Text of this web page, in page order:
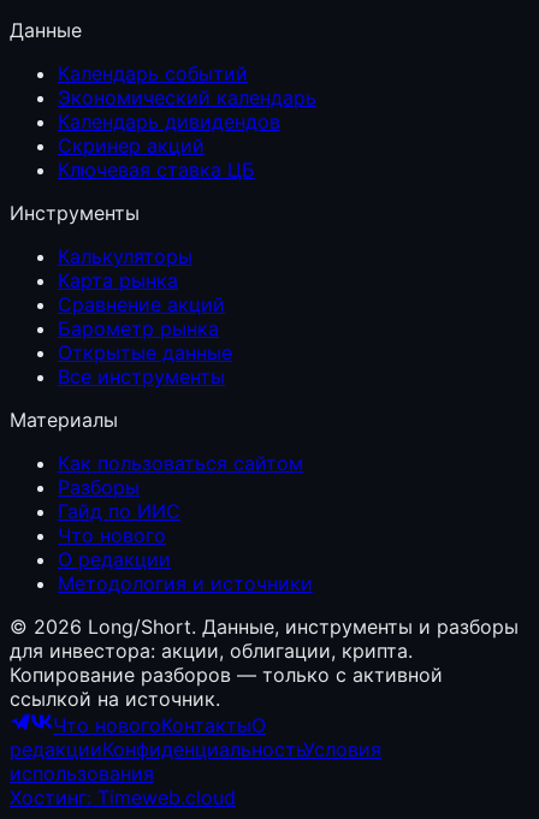
Данные
Календарь событий
Экономический календарь
Календарь дивидендов
Скринер акций
Ключевая ставка ЦБ
Инструменты
Калькуляторы
Карта рынка
Сравнение акций
Барометр рынка
Открытые данные
Все инструменты
Материалы
Как пользоваться сайтом
Разборы
Гайд по ИИС
Что нового
О редакции
Методология и источники
© 2026 Long/Short. Данные, инструменты и разборы
для инвестора: акции, облигации, крипта.
Копирование разборов — только с активной
ссылкой на источник.
Что новогоКонтактыО
редакцииКонфиденциальностьУсловия
использования
Хостинг: Timeweb.cloud